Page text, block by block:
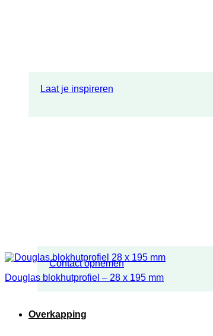
Laat je inspireren
Contact opnemen
Overkapping
Douglas blokhutprofiel – 28 x 195 mm